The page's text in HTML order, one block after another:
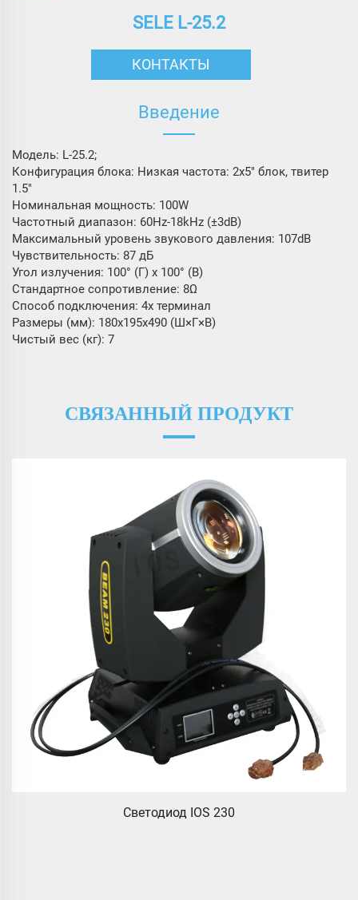
SELE L-25.2
КОНТАКТЫ
Введение
Модель: L-25.2;
Конфигурация блока: Низкая частота: 2x5″ блок, твитер
1.5″
Номинальная мощность: 100W
Частотный диапазон: 60Hz-18kHz (±3dB)
Максимальный уровень звукового давления: 107dB
Чувствительность: 87 дБ
Угол излучения: 100° (Г) x 100° (В)
Стандартное сопротивление: 8Ω
Способ подключения: 4x терминал
Размеры (мм): 180x195x490 (Ш×Г×В)
Чистый вес (кг): 7
СВЯЗАННЫЙ ПРОДУКТ
Светодиод IOS 230